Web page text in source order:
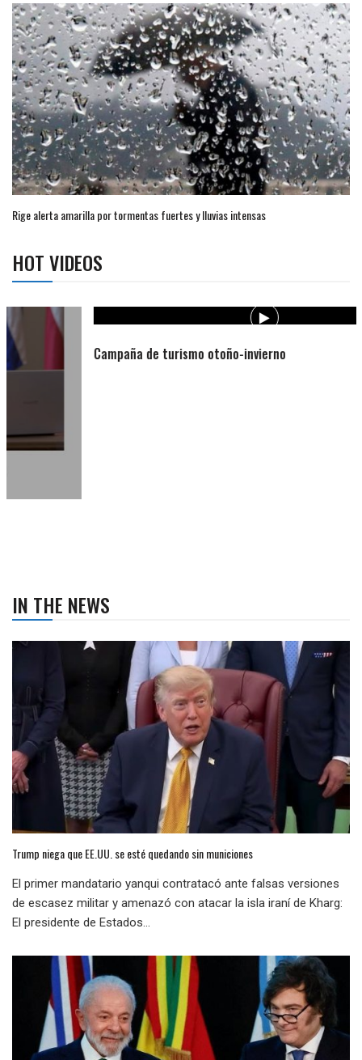
Rige alerta amarilla por tormentas fuertes y lluvias intensas
HOT VIDEOS
Campaña de turismo otoño-invierno
IN THE NEWS
Trump niega que EE.UU. se esté quedando sin municiones
El primer mandatario yanqui contratacó ante falsas versiones
de escasez militar y amenazó con atacar la isla iraní de Kharg:
El presidente de Estados...